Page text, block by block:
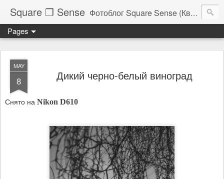
Square ❐ Sense Фотоблог Square Sense (Квадратное Чувство)
Pages
MAY
8 Дикий черно-белый виноград
Снято на Nikon D610